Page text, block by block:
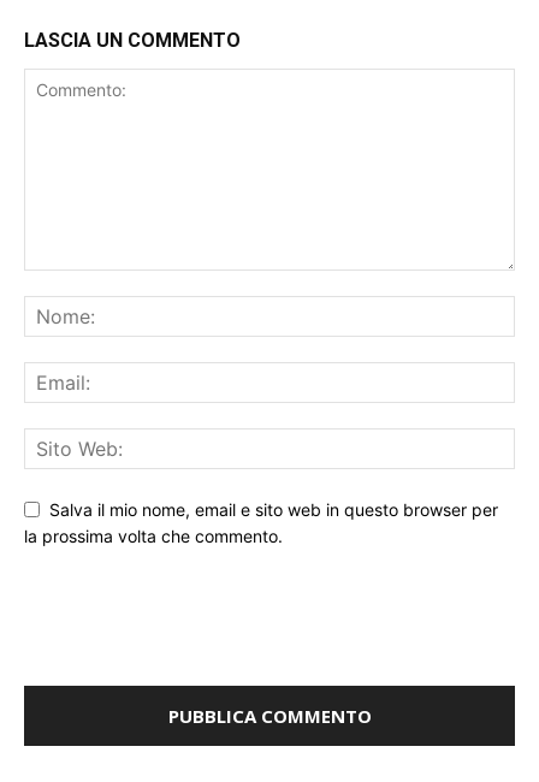
LASCIA UN COMMENTO
Salva il mio nome, email e sito web in questo browser per
la prossima volta che commento.